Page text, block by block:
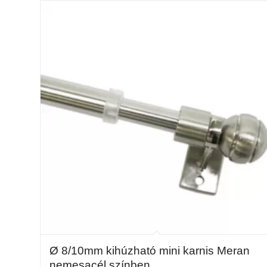
Ø 8/10mm kihúzható mini karnis Meran